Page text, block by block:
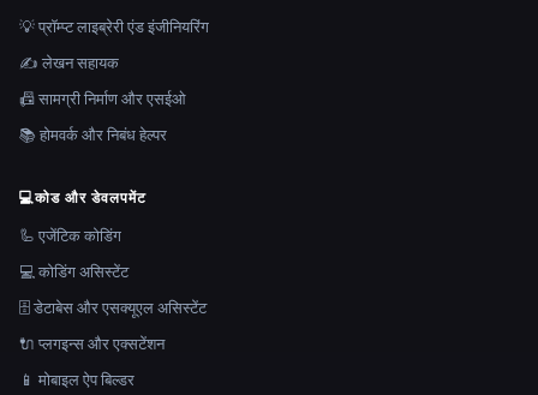
💡 प्रॉम्प्ट लाइब्रेरी एंड इंजीनियरिंग
✍️ लेखन सहायक
📠 सामग्री निर्माण और एसईओ
📚 होमवर्क और निबंध हेल्पर
💻कोड और डेवलपमेंट
🦾 एजेंटिक कोडिंग
💻 कोडिंग असिस्टेंट
🗄️ डेटाबेस और एसक्यूएल असिस्टेंट
🔌 प्लगइन्स और एक्सटेंशन
📱 मोबाइल ऐप बिल्डर